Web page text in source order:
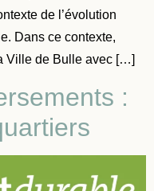
de l’évolution
Dans ce contexte,
Ville de Bulle avec […]
: